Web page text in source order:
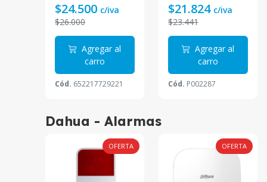
$24.500 c/iva
$26.000
Agregar al
carro
Cód. 652217729221
$21.824 c/iva
$23.441
Agregar al
carro
Cód. P002287
Dahua - Alarmas
OFERTA OFERTA